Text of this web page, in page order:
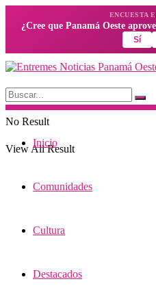
ENCUESTA
¿Cree que Panamá Oeste
Sí
No Result
View All Result
Inicio
Comunidades
Cultura
Destacados